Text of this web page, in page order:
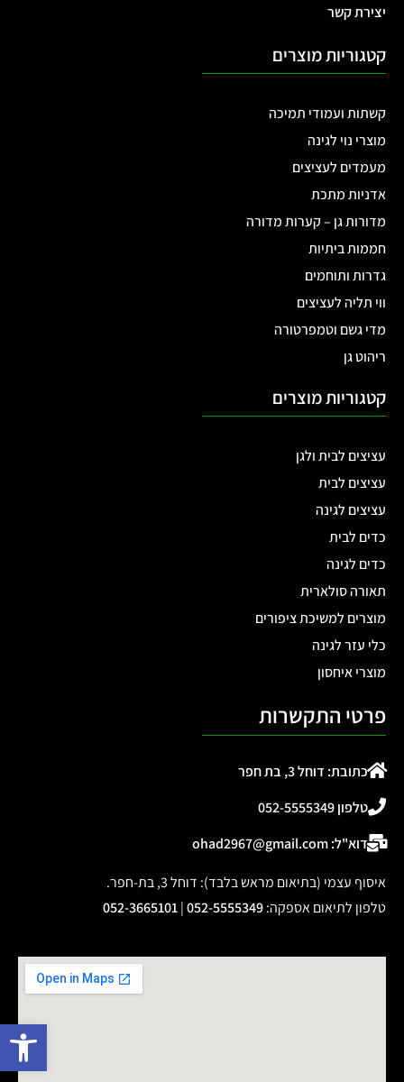
יצירת קשר
קטגוריות מוצרים
קשתות ועמודי תמיכה
מוצרי נוי לגינה
מעמדים לעציצים
אדניות מתכת
מדורות גן – קערות מדורה
חממות ביתיות
גדרות ותוחמים
ווי תליה לעציצים
מדי גשם וטמפרטורה
ריהוט גן
קטגוריות מוצרים
עציצים לבית ולגן
עציצים לבית
עציצים לגינה
כדים לבית
כדים לגינה
תאורה סולארית
מוצרים למשיכת ציפורים
כלי עזר לגינה
מוצרי איחסון
פרטי התקשרות
כתובת: דוחל 3, בת חפר
טלפון 052-5555349
דוא"ל: ohad2967@gmail.com
איסוף עצמי (בתיאום מראש בלבד): דוחל 3, בת-חפר.
טלפון לתיאום אספקה:
052-5555349
|
052-3665101